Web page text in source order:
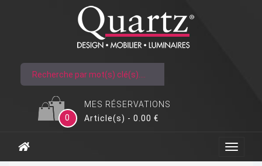
MES RÉSERVATIONS
0
Article(s) - 0.00 €